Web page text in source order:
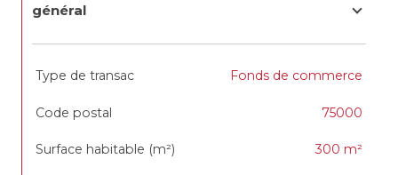
général
TRAD_SIROCCO_Caracteristique Valeurs
Type de transac Fonds de commerce
Code postal 75000
Surface habitable (m²) 300 m²